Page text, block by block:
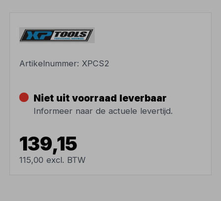
Artikelnummer:XPCS2
Niet uit voorraad leverbaar
Informeer naar de actuele levertijd.
139,15
115,00 excl. BTW